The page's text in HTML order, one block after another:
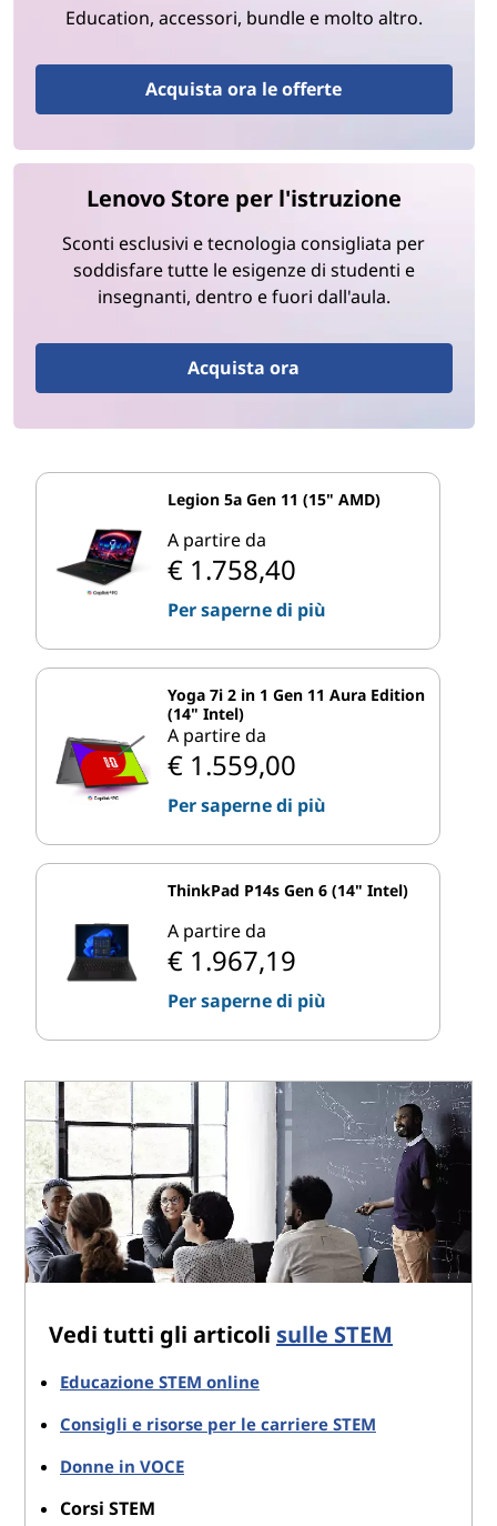
Education, accessori, bundle e molto altro.
Acquista ora le offerte
Lenovo Store per l'istruzione
Sconti esclusivi e tecnologia consigliata per
soddisfare tutte le esigenze di studenti e
insegnanti, dentro e fuori dall'aula.
Acquista ora
Legion 5a Gen 11 (15" AMD)
A partire da
€ 1.758,40
Per saperne di più
Yoga 7i 2 in 1 Gen 11 Aura Edition
(14" Intel)
A partire da
€ 1.559,00
Per saperne di più
ThinkPad P14s Gen 6 (14" Intel)
A partire da
€ 1.967,19
Per saperne di più
Vedi tutti gli articoli sulle STEM
Educazione STEM online
Consigli e risorse per le carriere STEM
Donne in VOCE
Corsi STEM